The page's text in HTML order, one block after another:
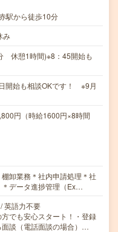
駅から徒歩10分
み
休憩1時間)※8：45開始も
開始も相談OKです！ ※9月
円（時給1600円×8時間
卸業務＊社内申請処理＊社
＊データ進捗管理（Ex…
英語力不要
でも安心スタート！・登録
談（電話面談の場合）…